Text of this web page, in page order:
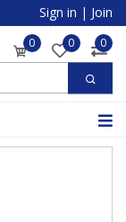
Sign in | Join
0 0 0